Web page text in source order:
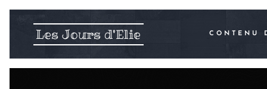
Les Jours d'Elie CONTENU